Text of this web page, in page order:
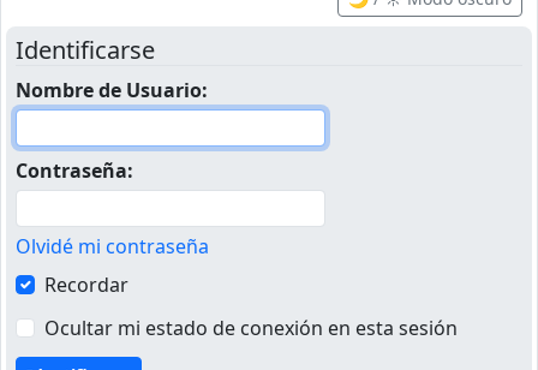
Identificarse
Nombre de Usuario:
Contraseña:
Olvidé mi contraseña
Recordar
Ocultar mi estado de conexión en esta sesión